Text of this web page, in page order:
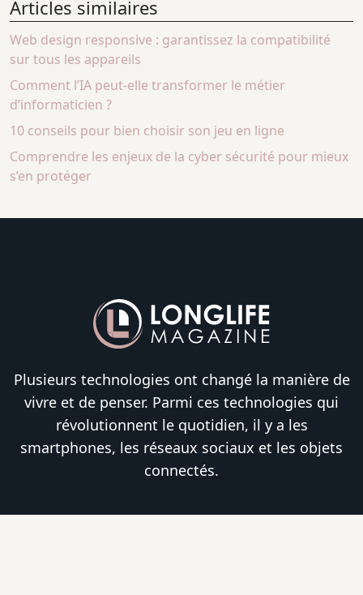
Articles similaires
Web design responsive : garantissez la compatibilité
sur tous les appareils
Comment l’IA peut-elle transformer le métier
d’informaticien ?
10 conseils pour bien choisir son jeu en ligne
Comprendre les enjeux de la cyber sécurité pour mieux
s’en protéger
Plusieurs technologies ont changé la manière de
vivre et de penser. Parmi ces technologies qui
révolutionnent le quotidien, il y a les
smartphones, les réseaux sociaux et les objets
connectés.